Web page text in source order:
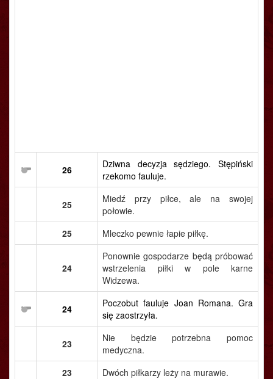
26
Dziwna decyzja sędziego. Stępiński
rzekomo fauluje.
25
Miedź przy piłce, ale na swojej
połowie.
25
Mleczko pewnie łapie piłkę.
24
Ponownie gospodarze będą próbować
wstrzelenia piłki w pole karne
Widzewa.
24
Poczobut fauluje Joan Romana. Gra
się zaostrzyła.
23
Nie będzie potrzebna pomoc
medyczna.
23
Dwóch piłkarzy leży na murawie.